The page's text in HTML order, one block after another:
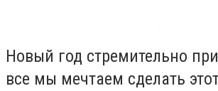
Новый год стремительно
все мы мечтаем сделать